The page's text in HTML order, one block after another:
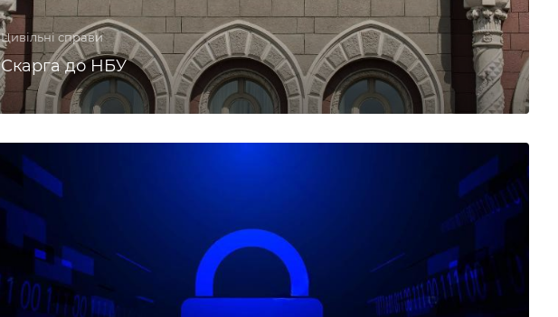
Цивільні справи
Скарга до НБУ